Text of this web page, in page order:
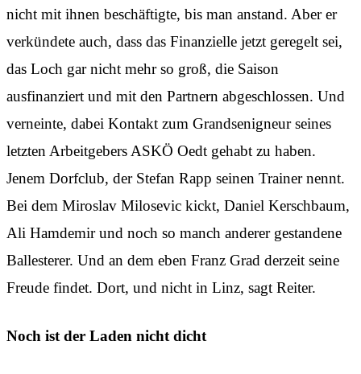
nicht mit ihnen beschäftigte, bis man anstand. Aber er
verkündete auch, dass das Finanzielle jetzt geregelt sei,
das Loch gar nicht mehr so groß, die Saison
ausfinanziert und mit den Partnern abgeschlossen. Und
verneinte, dabei Kontakt zum Grandsenigneur seines
letzten Arbeitgebers ASKÖ Oedt gehabt zu haben.
Jenem Dorfclub, der Stefan Rapp seinen Trainer nennt.
Bei dem Miroslav Milosevic kickt, Daniel Kerschbaum,
Ali Hamdemir und noch so manch anderer gestandene
Ballesterer. Und an dem eben Franz Grad derzeit seine
Freude findet. Dort, und nicht in Linz, sagt Reiter.
Noch ist der Laden nicht dicht